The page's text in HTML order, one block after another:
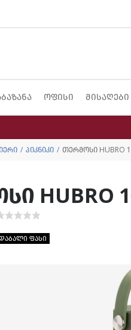
ოფისი მისაღები
პიკნიკი თერმოსი HUBRO
HUBRO
ფასი